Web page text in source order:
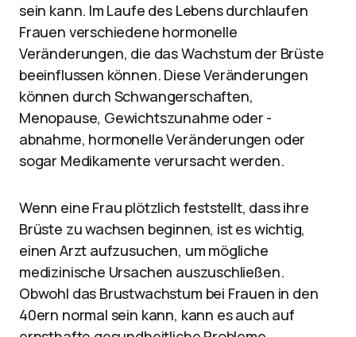
sein kann. Im Laufe des Lebens durchlaufen
Frauen verschiedene hormonelle
Veränderungen, die das Wachstum der Brüste
beeinflussen können. Diese Veränderungen
können durch Schwangerschaften,
Menopause, Gewichtszunahme oder -
abnahme, hormonelle Veränderungen oder
sogar Medikamente verursacht werden.
Wenn eine Frau plötzlich feststellt, dass ihre
Brüste zu wachsen beginnen, ist es wichtig,
einen Arzt aufzusuchen, um mögliche
medizinische Ursachen auszuschließen.
Obwohl das Brustwachstum bei Frauen in den
40ern normal sein kann, kann es auch auf